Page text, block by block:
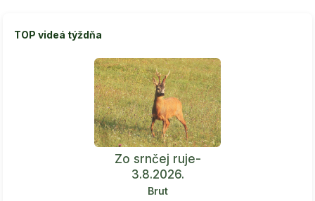
TOP videá týždňa
Zo srnčej ruje-
3.8.2026.
Brut